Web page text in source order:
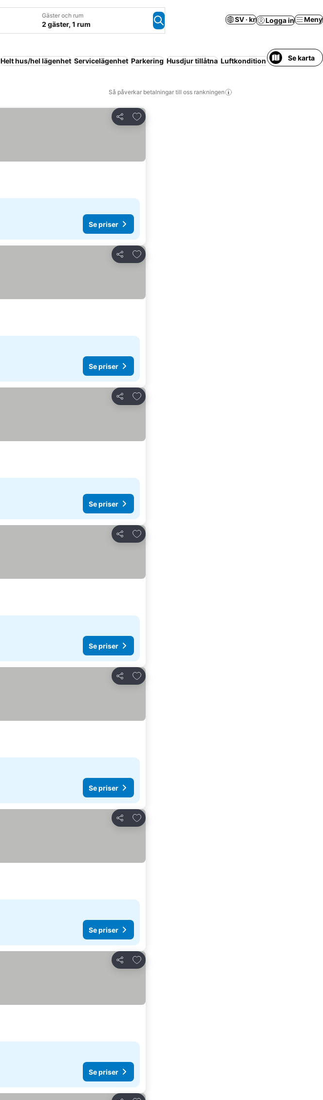
Gäster och rum
2 gäster, 1 rum
SV · kr Logga in Meny
Helt hus/hel lägenhet Servicelägenhet Parkering Husdjur tillåtna Luftkonditionering Resort
Se karta
Så påverkar betalningar till oss rankningen
Dela
Lägg till i Mina Favoriter
Se priser
Dela
Lägg till i Mina Favoriter
Se priser
Dela
Lägg till i Mina Favoriter
Se priser
Dela
Lägg till i Mina Favoriter
Se priser
Dela
Lägg till i Mina Favoriter
Se priser
Dela
Lägg till i Mina Favoriter
Se priser
Dela
Lägg till i Mina Favoriter
Se priser